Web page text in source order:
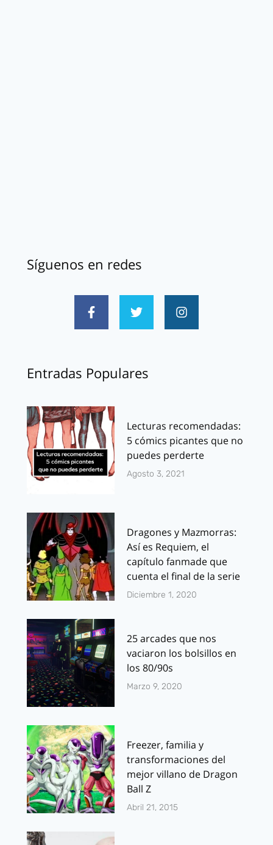
Síguenos en redes
Entradas Populares
Lecturas recomendadas:
5 cómics picantes que no
puedes perderte
Agosto 3, 2021
Dragones y Mazmorras:
Así es Requiem, el
capítulo fanmade que
cuenta el final de la serie
Diciembre 1, 2020
25 arcades que nos
vaciaron los bolsillos en
los 80/90s
Marzo 9, 2020
Freezer, familia y
transformaciones del
mejor villano de Dragon
Ball Z
Abril 21, 2015